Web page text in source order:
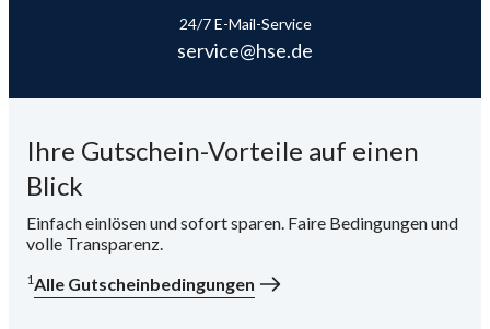
24/7 E-Mail-Service
service@hse.de
Ihre Gutschein-Vorteile auf einen
Blick
Einfach einlösen und sofort sparen. Faire Bedingungen und
volle Transparenz.
1Alle Gutscheinbedingungen